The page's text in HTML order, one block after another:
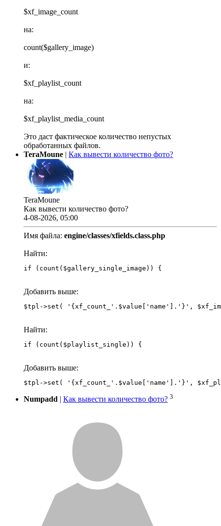
$xf_image_count
на:
count($gallery_image)
и:
$xf_playlist_count
на:
$xf_playlist_media_count
Это даст фактическое количество непустых
обработанных файлов.
TeraMoune | Как вывести количество фото?
TeraMoune
Как вывести количество фото?
4-08-2026, 05:00
Имя файла: engine/classes/xfields.class.php
Найти:
if (count($gallery_single_image)) {
Добавить выше:
Найти:
if (count($playlist_single)) {
Добавить выше:
Numpadd Как вывести количество фото? 3